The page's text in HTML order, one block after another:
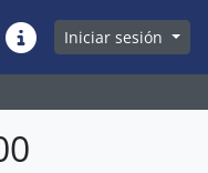
Enlaces rápidos
Iniciar sesión